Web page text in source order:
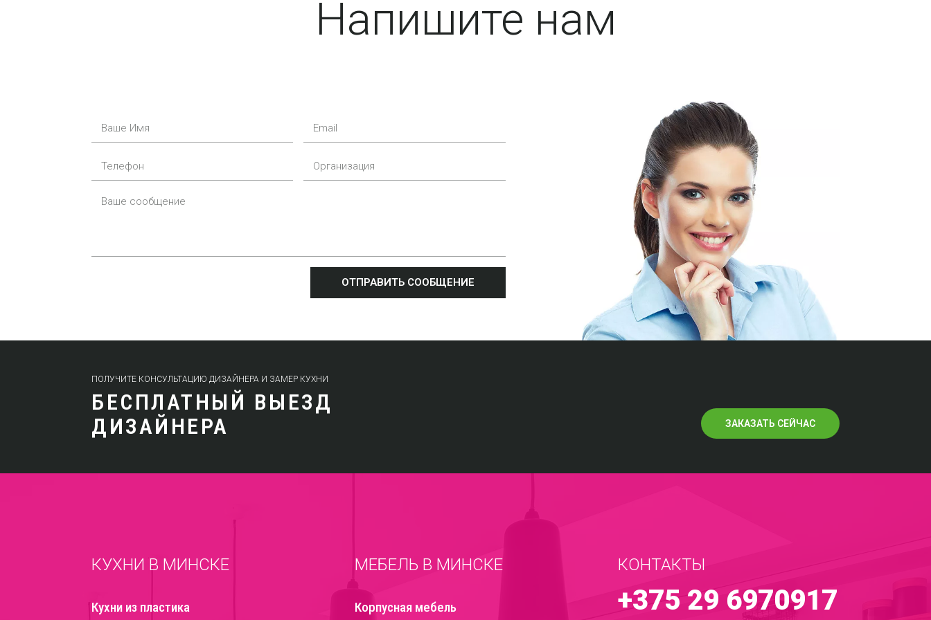
Напишите нам
ОТПРАВИТЬ СООБЩЕНИЕ
ПОЛУЧИТЕ КОНСУЛЬТАЦИЮ ДИЗАЙНЕРА И ЗАМЕР КУХНИ
БЕСПЛАТНЫЙ ВЫЕЗД
ДИЗАЙНЕРА
ЗАКАЗАТЬ СЕЙЧАС
КУХНИ В МИНСКЕ
Кухни из пластика
МЕБЕЛЬ В МИНСКЕ
Корпусная мебель
КОНТАКТЫ
+375 29 6970917